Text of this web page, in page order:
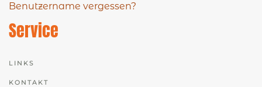
Benutzername vergessen?
Service
LINKS
KONTAKT